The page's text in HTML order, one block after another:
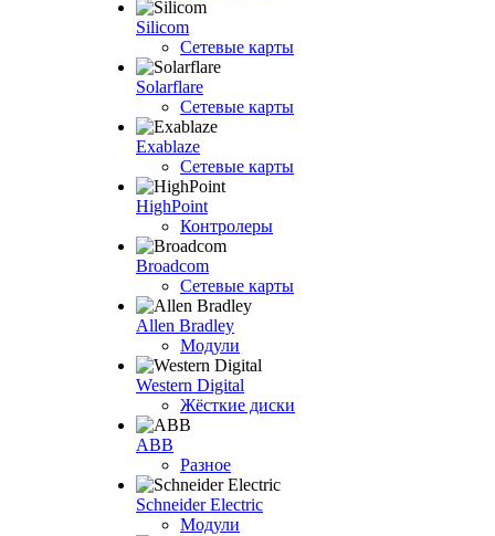
Silicom
Сетевые карты
Solarflare
Сетевые карты
Exablaze
Сетевые карты
HighPoint
Контролеры
Broadcom
Сетевые карты
Allen Bradley
Модули
Western Digital
Жёсткие диски
ABB
Разное
Schneider Electric
Модули